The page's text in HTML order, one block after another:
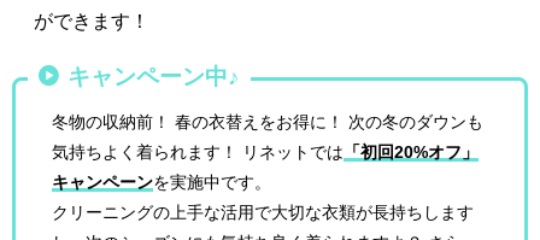
ができます！
キャンペーン中♪
冬物の収納前！ 春の衣替えをお得に！ 次の冬のダウンも
気持ちよく着られます！ リネットでは 「初回20%オフ」
キャンペーンを実施中です。
クリーニングの上手な活用で大切な衣類が長持ちします